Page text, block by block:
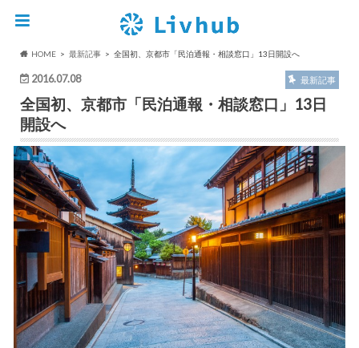
HOME 最新記事 全国初、京都市「民泊通報・相談窓口」13日開設へ
2016.07.08 最新記事
全国初、京都市「民泊通報・相談窓口」13日
開設へ